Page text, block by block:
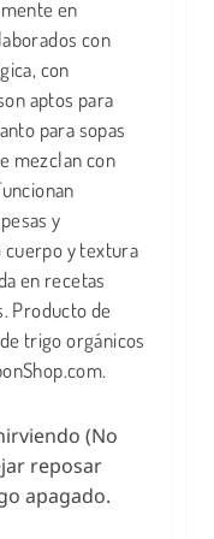
en
con
con
aptos para
para sopas
mezclan con
y
cuerpo y textura
en recetas
Producto de
trigo orgánicos
(No
reposar
apagado.